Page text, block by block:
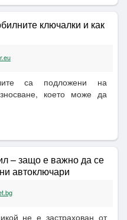
ключалки и как
са подложени на
което може да
– защо е важно да се
автоключари
не е застрахован от